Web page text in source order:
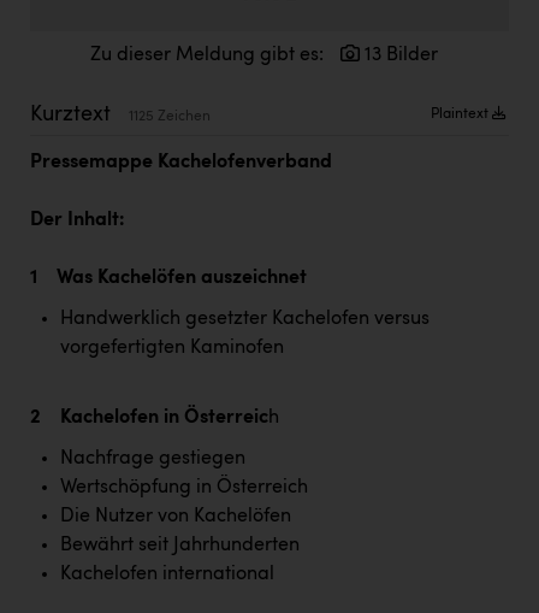
ERLUS AG
everfield
Firmenradl
IFE Austria GmbH
INTERSPORT Austria
Jesolo
Jane Goodall Institute Austria
Kärcher
Zu dieser Meldung gibt es: 13 Bilder
Kurztext 1125 Zeichen Plaintext
Pressemappe Kachelofenverband
Der Inhalt:
1 Was Kachelöfen auszeichnet
Handwerklich gesetzter Kachelofen versus
vorgefertigten Kaminofen
2 Kachelofen in Österreich
Nachfrage gestiegen
Wertschöpfung in Österreich
Die Nutzer von Kachelöfen
Bewährt seit Jahrhunderten
Kachelofen international